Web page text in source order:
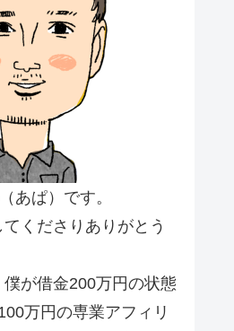
あぱ）です。
くださりありがとう
が借金200万円の状態
万円の専業アフィリ